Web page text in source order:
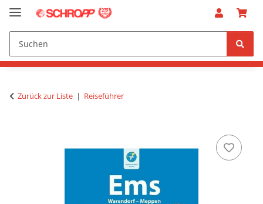
Zurück zur Liste Reiseführer